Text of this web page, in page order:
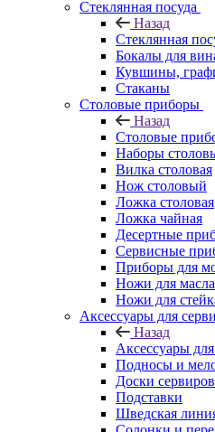
Стеклянная посуда
Назад
Стеклянная
Бокалы для
Кувшины,
Стаканы
Столовые приборы
Назад
Столовые
Наборы
Вилка столовая
Нож столовый
Ложка столовая
Ложка чайная
Десертные
Сервисные
Приборы для
Ножи для
Ножи для
Аксессуары для
Назад
Аксессуары
Подносы и
Доски
Подставки
Шведская